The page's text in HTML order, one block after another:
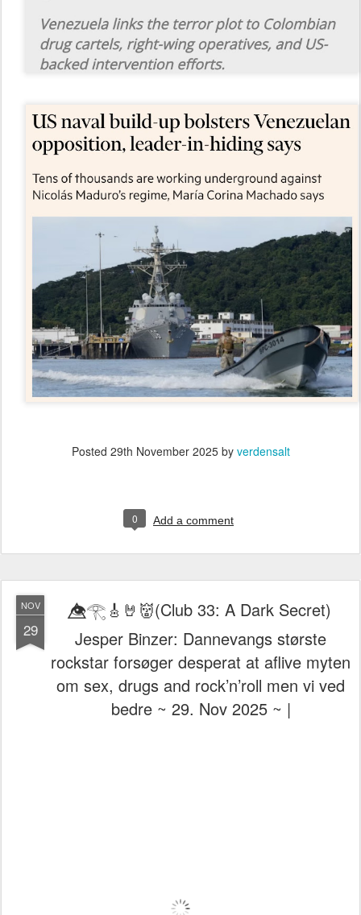
Posted 29th November 2025by verdensalt
0 Add a comment
NOV
29
👁️⃤𓂀🎸🤘👹(Club 33: A Dark Secret)
Jesper Binzer: Dannevangs største
rockstar forsøger desperat at aflive myten
om sex, drugs and rock’n’roll men vi ved
bedre ~ 29. Nov 2025 ~ |